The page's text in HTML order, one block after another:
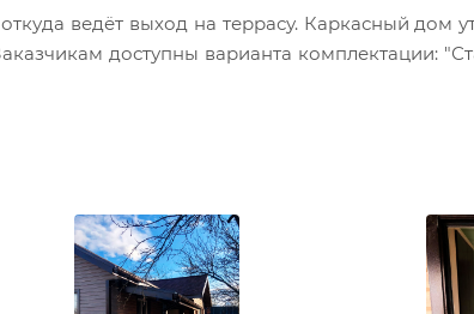
ведёт выход на террасу. Каркасный дом
доступны варианта комплектации: